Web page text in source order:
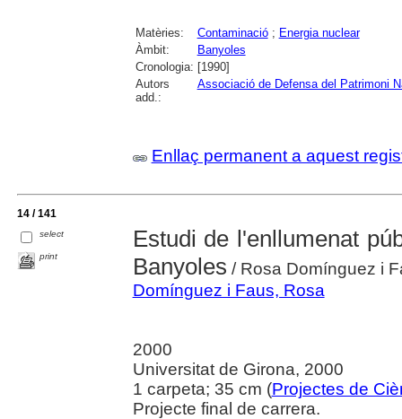
Matèries: Contaminació; Energia nuclear
Àmbit:
Banyoles
Cronologia: [1990]
Autors
add.:
Associació de Defensa del Patrimoni
Enllaç permanent a aquest
14 / 141
select
print
Estudi de l'enllumenat
Banyoles / Rosa Domínguez i
Domínguez i Faus, Rosa
2000
Universitat de Girona, 2000
1 carpeta; 35 cm (Projectes de
Projecte final de carrera.